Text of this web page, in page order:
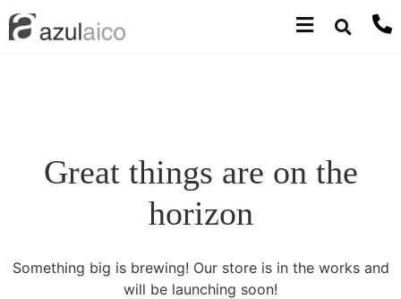
Great things are on the
horizon
Something big is brewing! Our store is in the works and
will be launching soon!